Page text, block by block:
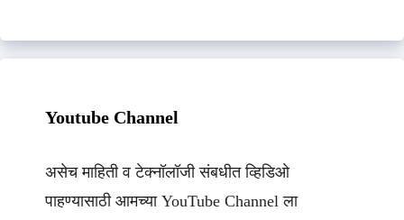
Youtube Channel
असेच माहिती व टेक्नॉलॉजी संबधीत व्हिडिओ
पाहण्यासाठी आमच्या YouTube Channel ला